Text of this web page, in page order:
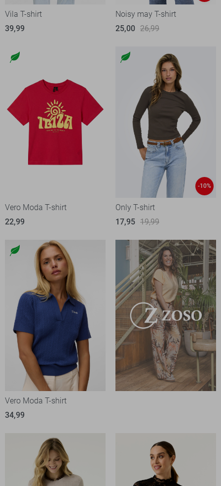
Vila T-shirt
39,99
Noisy may T-shirt
25,00 26,99
Vero Moda T-shirt
22,99
-10%
Only T-shirt
17,95 19,99
Vero Moda T-shirt
34,99